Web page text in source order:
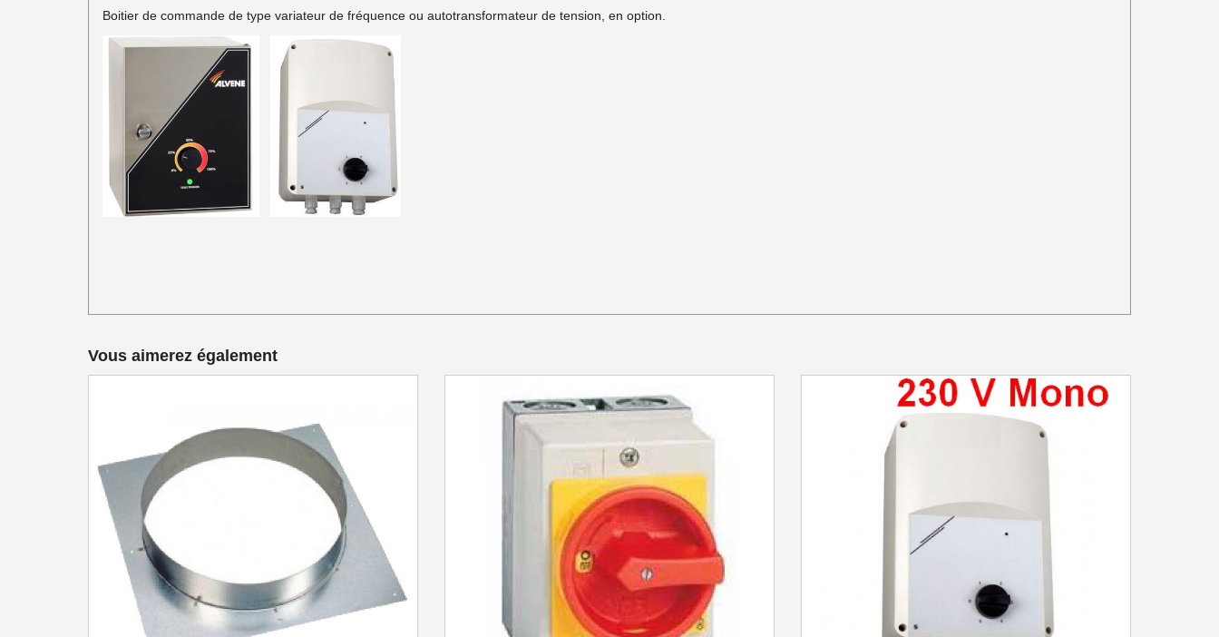
Boitier de commande de type variateur de fréquence ou autotransformateur de tension, en option.
Vous aimerez également